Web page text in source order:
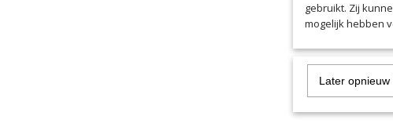
gebruikt. Zij
mogelijk hebben
Later opnieuw